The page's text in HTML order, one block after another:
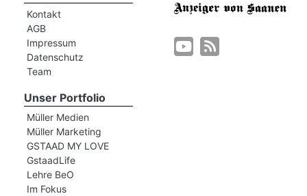
Kontakt
AGB
Impressum
Datenschutz
Team
Unser Portfolio
Müller Medien
Müller Marketing
GSTAAD MY LOVE
GstaadLife
Lehre BeO
Im Fokus